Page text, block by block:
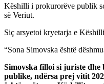
Këshilli i prokurorëve publik
së Veriut.
Siç arsyetoi kryetarja e
“Sona Simovska është
Simovska filloi si juriste
publike, ndërsa prej vitit